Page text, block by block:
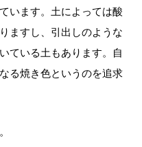
います。土によっては酸
ますし、引出しのような
ている土もあります。自
る焼き色というのを追求